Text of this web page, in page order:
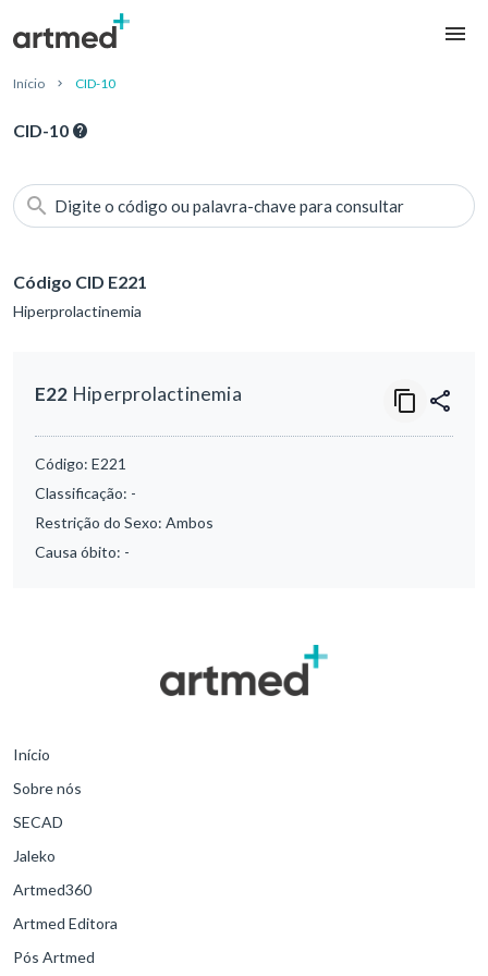
Início CID-10
CID-10
Digite o código ou palavra-chave para consultar
Código CID E221
Hiperprolactinemia
E22 Hiperprolactinemia
Código: E221
Classificação: -
Restrição do Sexo: Ambos
Causa óbito: -
Início
Sobre nós
SECAD
Jaleko
Artmed360
Artmed Editora
Pós Artmed